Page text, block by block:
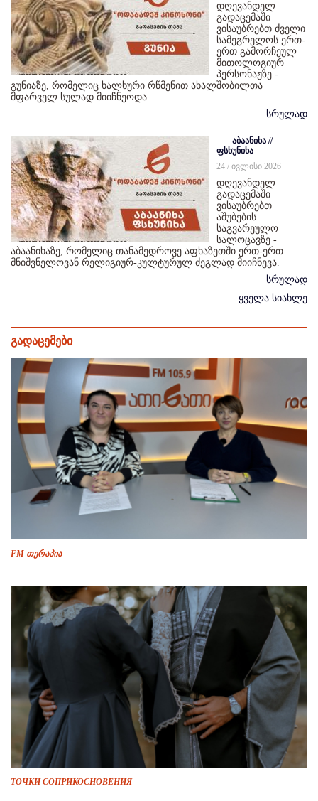
დღევანდელ
გადაცემაში
ვისაუბრებთ ძველი
სამეგრელოს ერთ-
ერთ გამორჩეულ
მითოლოგიურ
პერსონაჟზე -
გუნიაზე, რომელიც ხალხური რწმენით ახალშობილთა
მფარველ სულად მიიჩნეოდა.
სრულად
აბაანიხა //
ფსხუნიხა
24 / ივლისი 2026
დღევანდელ
გადაცემაში
ვისაუბრებთ
აშუბების
საგვარეულო
სალოცავზე -
აბაანიხაზე, რომელიც თანამედროვე აფხაზეთში ერთ-ერთ
მნიშვნელოვან რელიგიურ-კულტურულ ძეგლად მიიჩნევა.
სრულად
ყველა სიახლე
გადაცემები
FM თერაპია
ТОЧКИ СОПРИКОСНОВЕНИЯ